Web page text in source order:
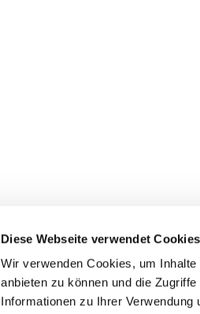
Diese Webseite verwendet Cookies
Wir verwenden Cookies, um
anbieten zu können und die
Informationen zu Ihrer